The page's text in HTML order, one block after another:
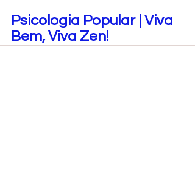
Psicologia Popular | Viva
Bem, Viva Zen!